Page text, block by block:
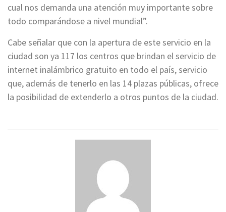
cual nos demanda una atención muy importante sobre
todo comparándose a nivel mundial”.
Cabe señalar que con la apertura de este servicio en la
ciudad son ya 117 los centros que brindan el servicio de
internet inalámbrico gratuito en todo el país, servicio
que, además de tenerlo en las 14 plazas públicas, ofrece
la posibilidad de extenderlo a otros puntos de la ciudad.